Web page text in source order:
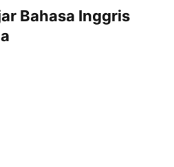
Bahasa Inggris